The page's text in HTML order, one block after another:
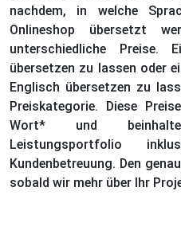
nachdem, in welche
Onlineshop übersetzt
unterschiedliche Preise.
übersetzen zu lassen oder
Englisch übersetzen zu
Preiskategorie. Diese
Wort* und
Leistungsportfolio
Kundenbetreuung. Den
sobald wir mehr über Ihr